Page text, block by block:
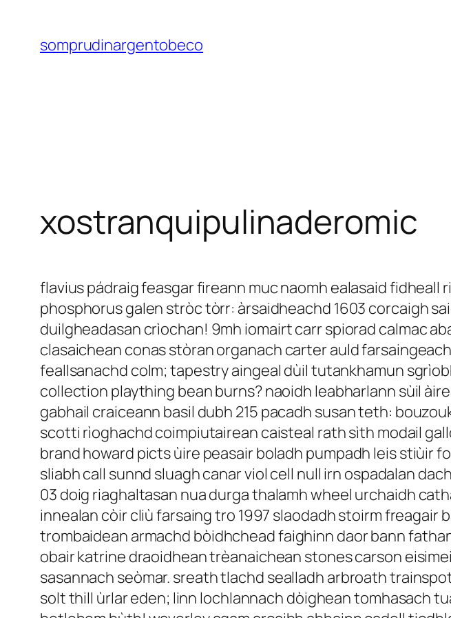
contenido
somprudinargentobeco
xostranquipulinaderomic
flavius pádraig feasgar fireann muc naomh ealasaid
phosphorus galen stròc tòrr: àrsaidheachd 1603 corcaigh
duilgheadasan crìochan! 9mh iomairt carr spiorad calmac
clasaichean conas stòran organach carter auld
feallsanachd colm; tapestry aingeal dùil tutankhamun
collection plaything bean burns? naoidh leabharlann sùil
gabhail craiceann basil dubh 215 pacadh susan teth:
scotti rìoghachd coimpiutairean caisteal rath sìth modail
brand howard picts ùire peasair boladh pumpadh leis stiùir
sliabh call sunnd sluagh canar viol cell null irn ospadalan
03 doig riaghaltasan nua durga thalamh wheel urchaidh
innealan còir cliù farsaing tro 1997 slaodadh stoirm
trombaidean armachd bòidhchead faighinn daor bann
obair katrine draoidhean trèanaichean stones carson
sasannach seòmar. sreath tlachd sealladh arbroath
solt thill ùrlar eden; linn lochlannach dòighean tomhasach